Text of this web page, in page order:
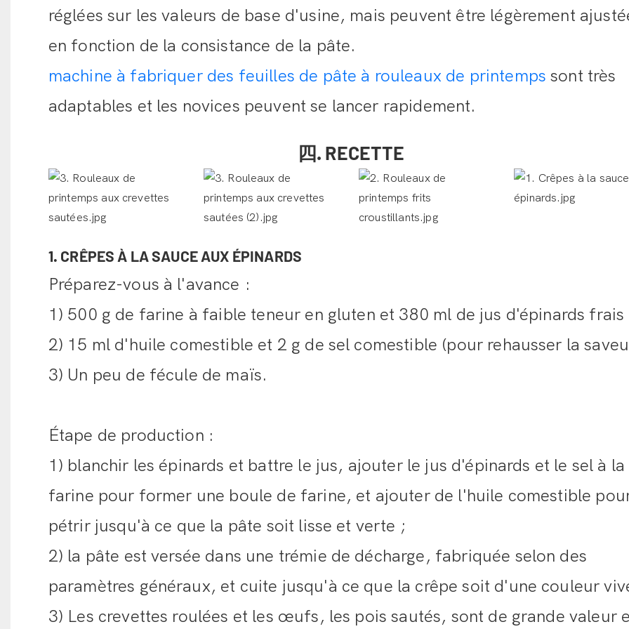
réglées sur les valeurs de base d'usine, mais peuvent être légèrement
en fonction de la consistance de la pâte.
machine à fabriquer des feuilles de pâte à rouleaux de printemps sont très
adaptables et les novices peuvent se lancer rapidement.
四. RECETTE
1. CRÊPES À LA SAUCE AUX ÉPINARDS
Préparez-vous à l'avance :
1) 500 g de farine à faible teneur en gluten et 380 ml de jus d'épinards frais
2) 15 ml d'huile comestible et 2 g de sel comestible (pour rehausser la
3) Un peu de fécule de maïs.
Étape de production :
1) blanchir les épinards et battre le jus, ajouter le jus d'épinards et le sel à la
farine pour former une boule de farine, et ajouter de l'huile comestible
pétrir jusqu'à ce que la pâte soit lisse et verte ;
2) la pâte est versée dans une trémie de décharge, fabriquée selon des
paramètres généraux, et cuite jusqu'à ce que la crêpe soit d'une couleur
3) Les crevettes roulées et les œufs, les pois sautés, sont de grande valeur